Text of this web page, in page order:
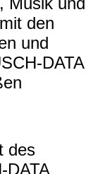
den
und
DATA
des
DATA